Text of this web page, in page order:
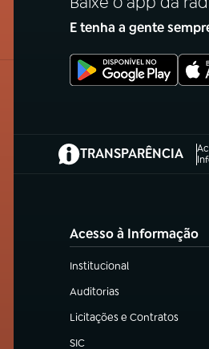
E tenha a gente
TRANSPARÊNCIA
(abre em nova aba)
Acesso à Informação
Institucional
(abre em nova aba)
Auditorias
(abre em nova aba)
Licitações e Contratos
(abre em nova aba)
SIC